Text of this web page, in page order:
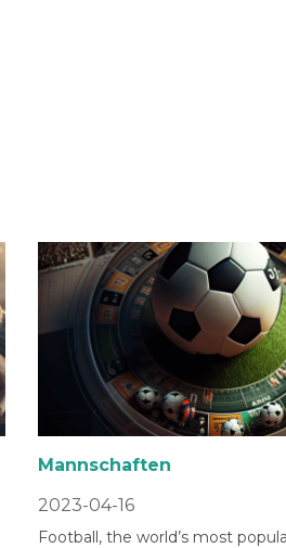
Mannschaften
2023-04-16
Football, the world’s most